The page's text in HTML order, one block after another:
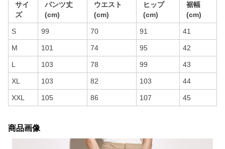
サイ
ズ
パンツ丈
(cm)
ウエスト
(cm)
ヒップ
(cm)
裾幅
(cm)
S 99 70 91 41
M 101 74 95 42
L 103 78 99 43
XL 103 82 103 44
XXL 105 86 107 45
商品画像